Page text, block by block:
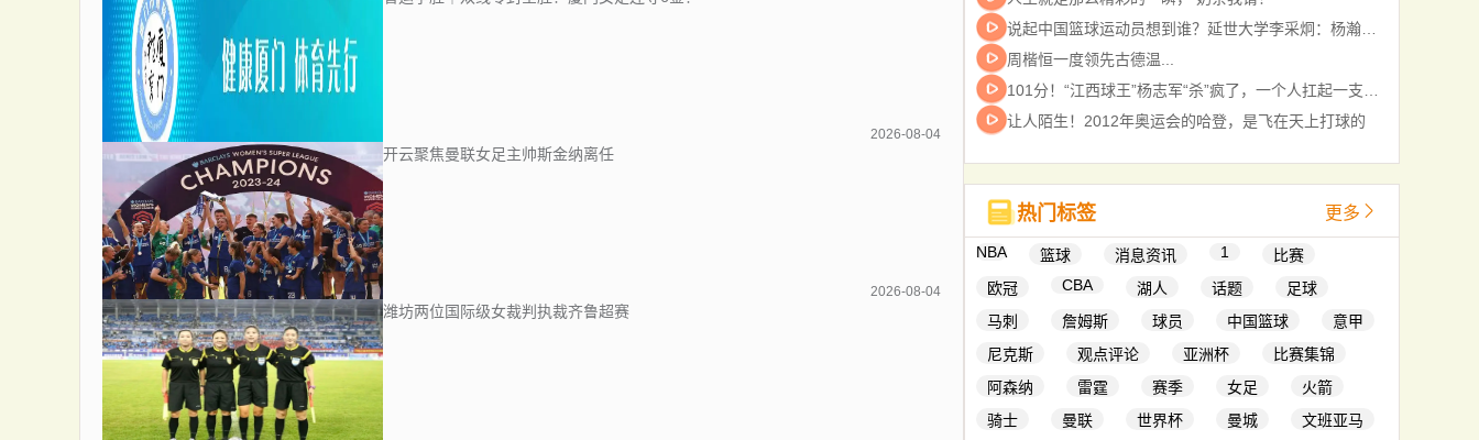
2026-08-04
开云聚焦曼联女足主帅斯金纳离任
2026-08-04
潍坊两位国际级女裁判执裁齐鲁超赛
周楷恒一度领先古德温...
让人陌生！2012年奥运会的哈登，是飞在天上打球的
热门标签 更多
NBA 篮球 消息资讯 1
比赛
欧冠
CBA 湖人 话题
足球
马刺
詹姆斯 球员 中国篮球
意甲
尼克斯
观点评论 亚洲杯
比赛集锦
阿森纳
雷霆 赛季 女足
火箭
骑士
曼联 世界杯 曼城
文班亚马